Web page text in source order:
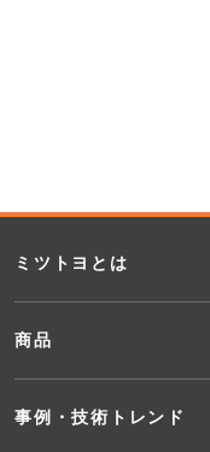
ミツトヨとは
商品
事例・技術トレンド